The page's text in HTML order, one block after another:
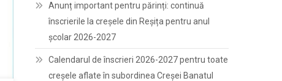
Anunț important pentru părinți: continuă
înscrierile la creșele din Reșița pentru anul
școlar 2026-2027
Calendarul de înscrieri 2026-2027 pentru toate
creșele aflate în subordinea Creșei Banatul